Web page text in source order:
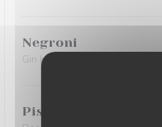
Negroni
Gin Hendrick's, Vermouth
Pisco Sour